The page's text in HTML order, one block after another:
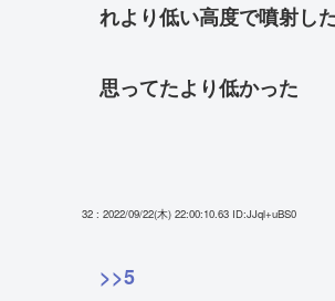
れより低い高度で噴射し
思ってたより低かった
32 : 2022/09/22(木) 22:00:10.63 ID:JJql+uBS0
>>5